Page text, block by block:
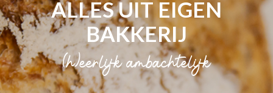
ALLES UIT EIGEN
BAKKERIJ
(h)eerlijk ambachtelijk